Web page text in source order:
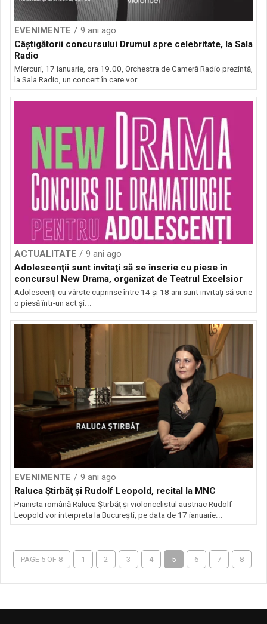
EVENIMENTE
9 ani ago
Câștigătorii concursului Drumul spre celebritate, la Sala
Radio
Miercuri, 17 ianuarie, ora 19.00, Orchestra de Cameră Radio prezintă,
la Sala Radio, un concert în care vor...
ACTUALITATE
9 ani ago
Adolescenţii sunt invitaţi să se înscrie cu piese în
concursul New Drama, organizat de Teatrul Excelsior
Adolescenţi cu vârste cuprinse între 14 şi 18 ani sunt invitaţi să scrie
o piesă într-un act şi...
EVENIMENTE
9 ani ago
Raluca Ştirbăţ şi Rudolf Leopold, recital la MNC
Pianista română Raluca Știrbăț și violoncelistul austriac Rudolf
Leopold vor interpreta la București, pe data de 17 ianuarie...
PAGE 5 OF 8 1 2 3 4 5 6 7 8